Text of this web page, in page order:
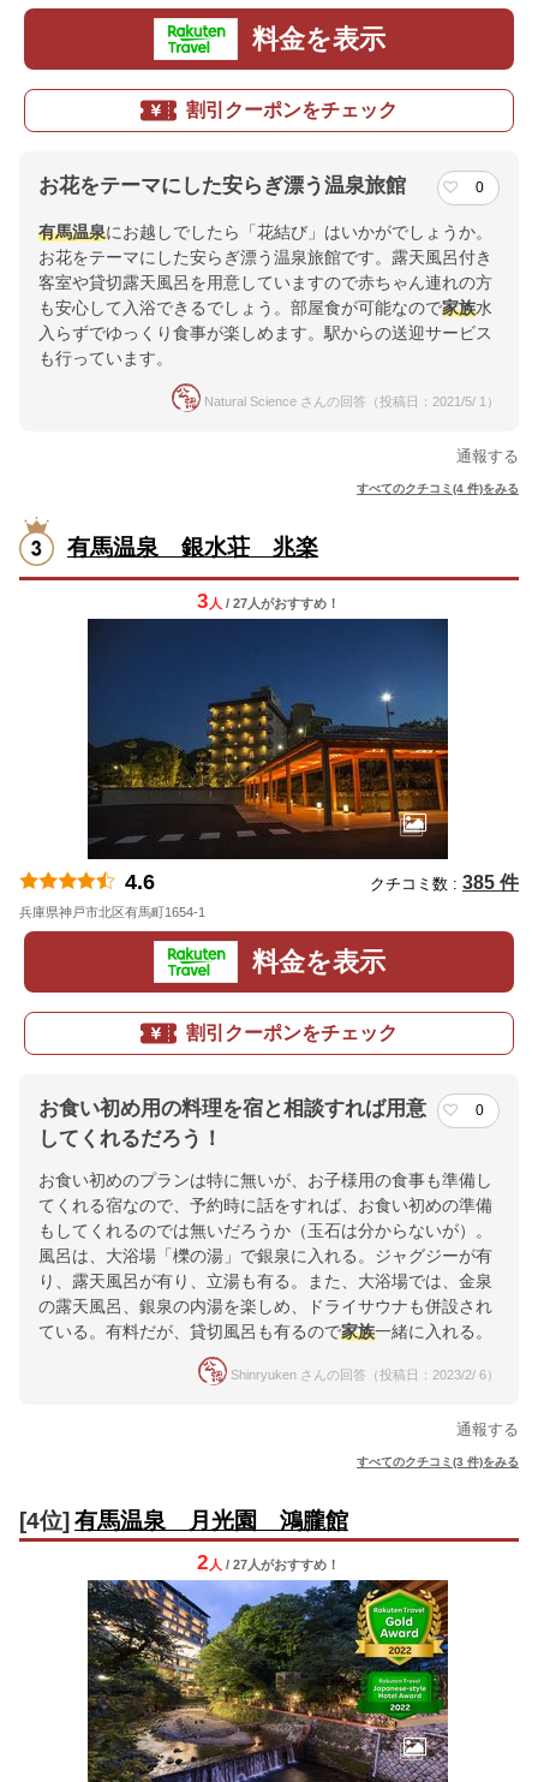
料金を表示
割引クーポンをチェック
お花をテーマにした安らぎ漂う温泉旅館 0
有馬温泉にお越しでしたら「花結び」はいかがでしょうか。
お花をテーマにした安らぎ漂う温泉旅館です。露天風呂付き
客室や貸切露天風呂を用意していますので赤ちゃん連れの方
も安心して入浴できるでしょう。部屋食が可能なので家族水
入らずでゆっくり食事が楽しめます。駅からの送迎サービス
も行っています。
Natural Science さんの回答（投稿日：2021/5/ 1）
通報する
すべてのクチコミ(4 件)をみる
有馬温泉 銀水荘 兆楽
3 人 / 27人がおすすめ！
4.6 クチコミ数 : 385 件
兵庫県神戸市北区有馬町1654-1
料金を表示
割引クーポンをチェック
お食い初め用の料理を宿と相談すれば用意
してくれるだろう！
0
お食い初めのプランは特に無いが、お子様用の食事も準備し
てくれる宿なので、予約時に話をすれば、お食い初めの準備
もしてくれるのでは無いだろうか（玉石は分からないが）。
風呂は、大浴場「櫟の湯」で銀泉に入れる。ジャグジーが有
り、露天風呂が有り、立湯も有る。また、大浴場では、金泉
の露天風呂、銀泉の内湯を楽しめ、ドライサウナも併設され
ている。有料だが、貸切風呂も有るので家族一緒に入れる。
Shinryuken さんの回答（投稿日：2023/2/ 6）
通報する
すべてのクチコミ(3 件)をみる
[4位] 有馬温泉 月光園 鴻朧館
2 人 / 27人がおすすめ！